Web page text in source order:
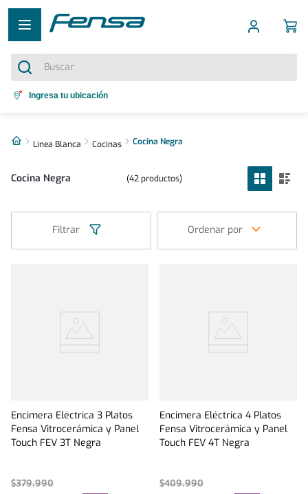
Buscar
Términos más buscados
2 . cocina 4 platos
5. secadora
Ingresa tu ubicación
Linea Blanca Cocinas Cocina Negra
Cocina Negra 42productos
Filtrar Ordenar por
Encimera Eléctrica 3 Platos
Fensa Vitrocerámica y Panel
Touch FEV 3T Negra
$379.990
Encimera Eléctrica 4 Platos
Fensa Vitrocerámica y Panel
Touch FEV 4T Negra
$409.990